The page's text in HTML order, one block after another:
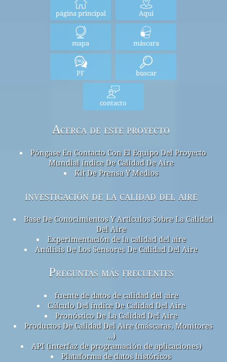
página principal Aquí
mapa máscara
PF buscar
contacto
Acerca de este proyecto
Póngase En Contacto Con El Equipo Del Proyecto
Mundial índice De Calidad De Aire
Kit De Prensa Y Medios
investigación de la calidad del aire
Base De Conocimientos Y Artículos Sobre La Calidad
Del Aire
Experimentación de la calidad del aire
Análisis De Los Sensores De Calidad Del Aire
Preguntas más frecuentes
fuente de datos de calidad del aire
Cálculo Del índice De Calidad Del Aire
Pronóstico De La Calidad Del Aire
Productos De Calidad Del Aire (máscaras, Monitores
...)
API (interfaz de programación de aplicaciones)
Plataforma de datos históricos